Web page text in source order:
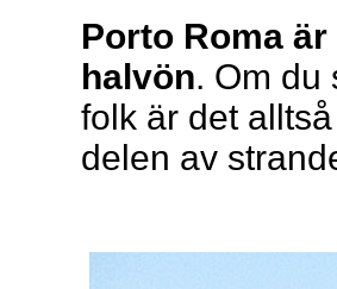
Porto Roma
halvön. Om du
folk är det
delen av